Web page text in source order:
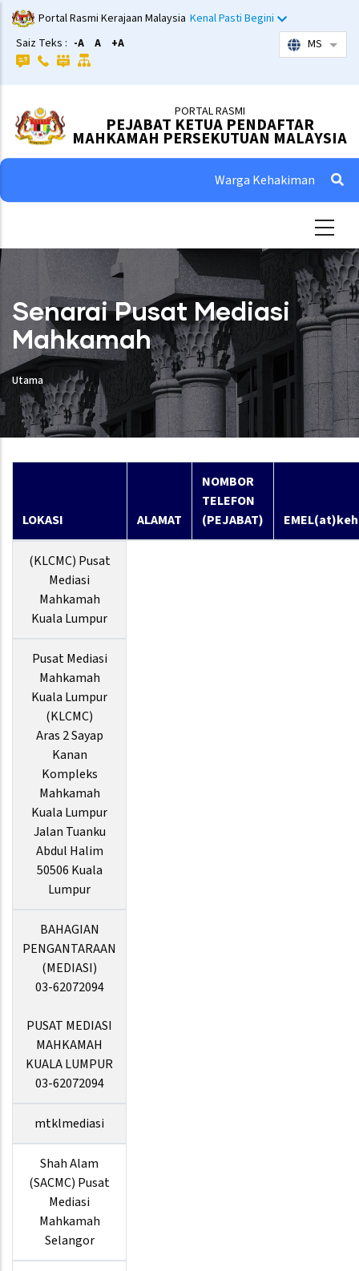
Skip
to
main
content
Portal Rasmi Kerajaan Malaysia Kenal Pasti Begini
Saiz Teks : -A A +A MS List
PORTAL RASMI
PEJABAT KETUA PENDAFTAR
MAHKAMAH PERSEKUTUAN MALAYSIA
Warga Kehakiman
Senarai Pusat Mediasi
Mahkamah
Utama
LOKASI ALAMAT
NOMBOR
TELEFON
(PEJABAT)
(KLCMC) Pusat
Mediasi
Mahkamah
Kuala Lumpur
Pusat Mediasi
Mahkamah
Kuala Lumpur
(KLCMC)
Aras 2 Sayap
Kanan
Kompleks
Mahkamah
Kuala Lumpur
Jalan Tuanku
Abdul Halim
50506 Kuala
Lumpur
BAHAGIAN
PENGANTARAAN
(MEDIASI)
03-62072094
PUSAT MEDIASI
MAHKAMAH
KUALA LUMPUR
03-62072094
mtklmediasi
Shah Alam
(SACMC) Pusat
Mediasi
Mahkamah
Selangor